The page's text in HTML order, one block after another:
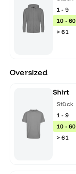
1 - 9
10 - 60
> 61
Oversized
Shirt
Stück
1 - 9
10 - 60
> 61